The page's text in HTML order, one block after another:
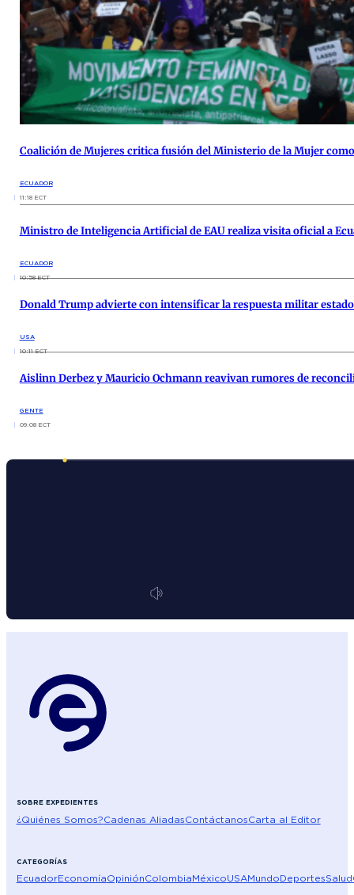
Coalición de Mujeres critica fusión del Ministerio de la Mujer
ECUADOR
11:18 ECT
Ministro de Inteligencia Artificial de EAU realiza visita oficial a
ECUADOR
10:58 ECT
Donald Trump advierte con intensificar la respuesta militar
USA
10:11 ECT
Aislinn Derbez y Mauricio Ochmann reavivan rumores de
GENTE
09:08 ECT
SOBRE EXPEDIENTES
¿Quiénes Somos?Cadenas AliadasContáctanosCarta al Editor
CATEGORÍAS
EcuadorEconomíaOpiniónColombiaMéxicoUSAMundoDeportesSalud